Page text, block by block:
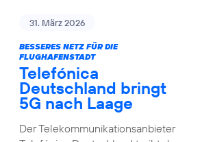
31. März 2026
BESSERES NETZ FÜR DIE
FLUGHAFENSTADT
Telefónica
Deutschland bringt
5G nach Laage
Der Telekommunikationsanbieter